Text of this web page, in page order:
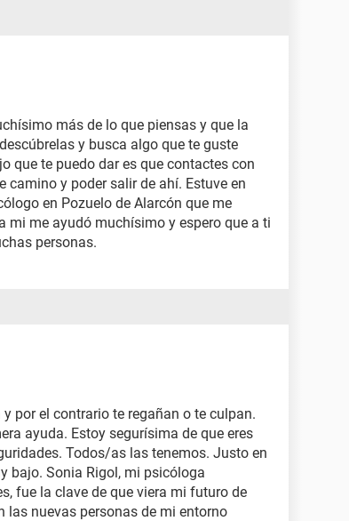
más de lo que piensas y que la
y busca algo que te guste
que te puedo dar es que contactes con
camino y poder salir de ahí. Estuve en
en Pozuelo de Alarcón que me
me ayudó muchísimo y espero que a ti
personas.
por el contrario te regañan o te culpan.
ayuda. Estoy segurísima de que eres
Todos/as las tenemos. Justo en
bajo. Sonia Rigol, mi psicóloga
fue la clave de que viera mi futuro de
las nuevas personas de mi entorno